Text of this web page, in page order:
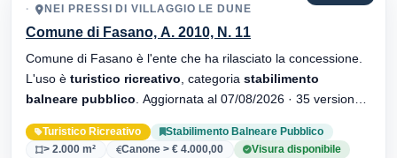
NEI PRESSI DI VILLAGGIO LE DUNE
Comune di Fasano, A. 2010, N. 11
Comune di Fasano è l'ente che ha rilasciato la concessione.
L'uso è turistico ricreativo , categoria stabilimento
balneare pubblico
Turistico Ricreativo
Stabilimento Balneare Pubblico
> 2.000 m²
Canone > € 4.000,00 Visura disponibile